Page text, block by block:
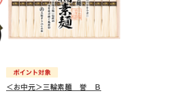
＜お中元＞三輪素麺 誉 Ｂ